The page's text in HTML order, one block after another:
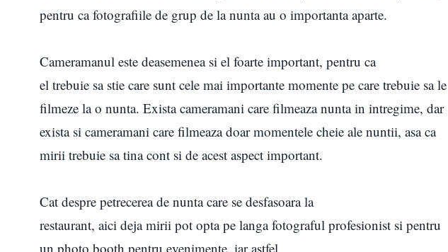
pentru ca fotografiile de grup de la nunta au o importanta aparte.
Cameramanul este deasemenea si el foarte important, pentru ca
el trebuie sa stie care sunt cele mai importante momente pe care trebuie sa le
filmeze la o nunta. Exista cameramani care filmeaza nunta in intregime, dar
exista si cameramani care filmeaza doar momentele cheie ale nuntii, asa ca
mirii trebuie sa tina cont si de acest aspect important.
Cat despre petrecerea de nunta care se desfasoara la
restaurant, aici deja mirii pot opta pe langa fotograful profesionist si pentru
un photo booth pentru evenimente, iar astfel